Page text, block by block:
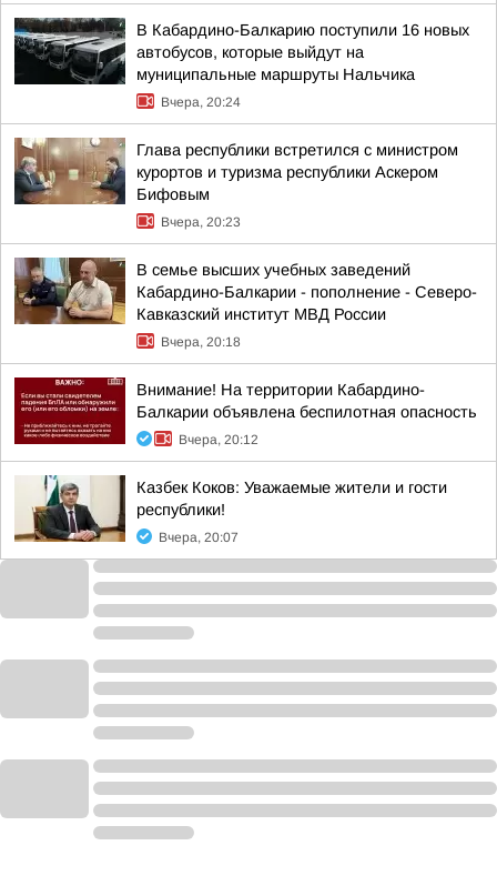
В Кабардино-Балкарию поступили 16 новых
автобусов, которые выйдут на
муниципальные маршруты Нальчика
Вчера, 20:24
Глава республики встретился с министром
курортов и туризма республики Аскером
Бифовым
Вчера, 20:23
В семье высших учебных заведений
Кабардино-Балкарии - пополнение - Северо-
Кавказский институт МВД России
Вчера, 20:18
Внимание! На территории Кабардино-
Балкарии объявлена беспилотная опасность
Вчера, 20:12
Казбек Коков: Уважаемые жители и гости
республики!
Вчера, 20:07